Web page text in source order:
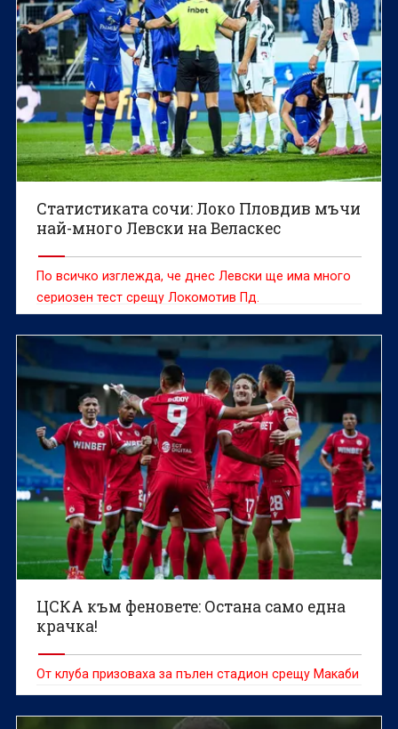
Статистиката сочи: Локо Пловдив мъчи
най-много Левски на Веласкес
По всичко изглежда, че днес Левски ще има много
сериозен тест срещу Локомотив Пд.
ЦСКА към феновете: Остана само една
крачка!
От клуба призоваха за пълен стадион срещу Макаби